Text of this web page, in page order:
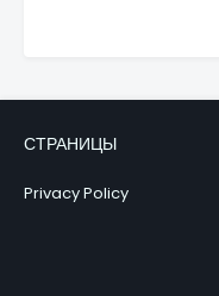
СТРАНИЦЫ
Privacy Policy